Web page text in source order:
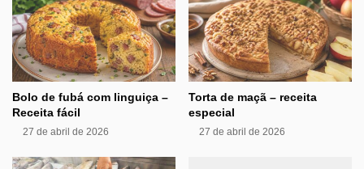
Bolo de fubá com linguiça –
Receita fácil
27 de abril de 2026
Torta de maçã – receita
especial
27 de abril de 2026